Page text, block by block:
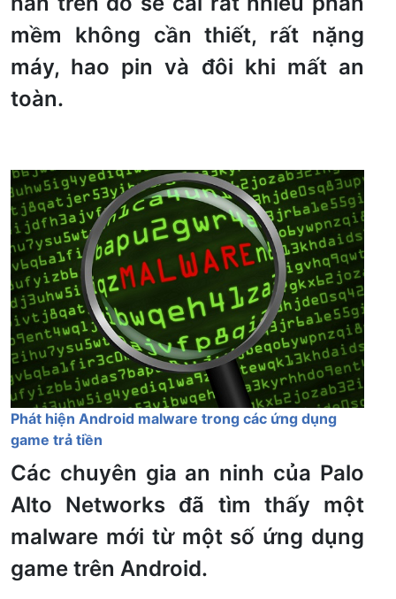
mềm không cần thiết, rất nặng
máy, hao pin và đôi khi mất an
toàn.
Phát hiện Android malware trong các ứng dụng
game trả tiền
Các chuyên gia an ninh của Palo
Alto Networks đã tìm thấy một
malware mới từ một số ứng dụng
game trên Android.